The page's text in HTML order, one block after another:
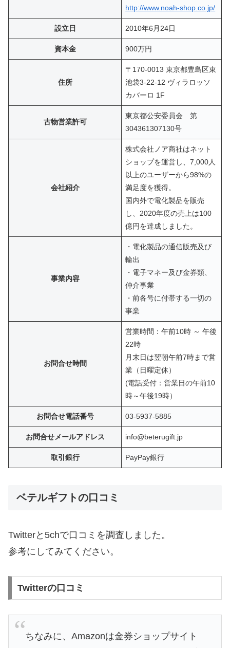
http://www.noah-shop.co.jp/
設立日 2010年6月24日
資本金 900万円
住所
〒170-0013 東京都豊島区東
池袋3-22-12 ヴィラロッソ
カバーロ 1F
古物営業許可
東京都公安委員会 第
304361307130号
会社紹介
株式会社ノア商社はネット
ショップを運営し、7,000人
以上のユーザーから98%の
満足度を獲得。
国内外で電化製品を販売
し、2020年度の売上は100
億円を達成しました。
事業内容
・電化製品の通信販売及び
輸出
・電子マネー及び金券類、
仲介事業
・前各号に付帯する一切の
事業
お問合せ時間
営業時間：午前10時 ～ 午後
22時
月末日は翌朝午前7時まで営
業（日曜定休）
(電話受付：営業日の午前10
時～午後19時）
お問合せ電話番号 03-5937-5885
お問合せメールアドレス info@beterugift.jp
取引銀行 PayPay銀行
ベテルギフトの口コミ
Twitterと5chで口コミを調査しました。
参考にしてみてください。
Twitterの口コミ
ちなみに、Amazonは金券ショップサイト